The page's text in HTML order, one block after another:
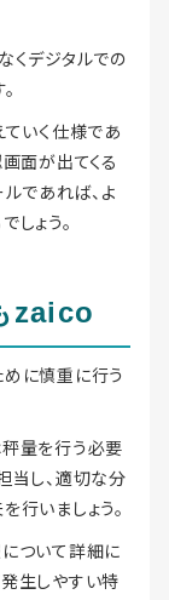
くデジタルでの
ていく仕様であ
面が出てくる
であれば、よ
ょう。
zaico
に慎重に行う
量を行う必要
当し、適切な分
行いましょう。
ついて詳細に
生しやすい特